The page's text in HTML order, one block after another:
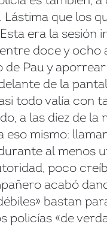
que los
era la sesión
doce y ocho
Pau y
de la
todo valía con
a las diez de
mismo:
al menos
poco
acabó
bastan
policías «de